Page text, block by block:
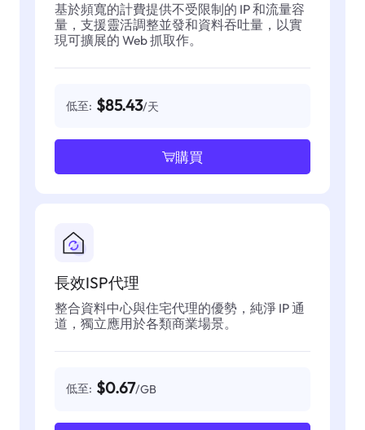
基於頻寬的計費提供不受限制的 IP 和流量容
量，支援靈活調整並發和資料吞吐量，以實
現可擴展的 Web 抓取作。
低至: $85.43/天
購買
長效ISP代理
整合資料中心與住宅代理的優勢，純淨 IP 通
道，獨立應用於各類商業場景。
低至: $0.67/GB